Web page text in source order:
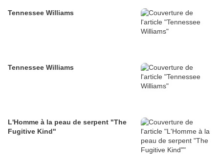
Tennessee Williams
Tennessee Williams
L'Homme à la peau de serpent "The
Fugitive Kind"